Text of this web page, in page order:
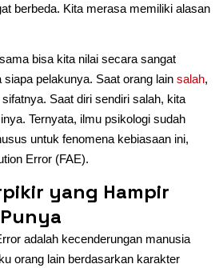
berbeda. Kita merasa memiliki alasan
bisa kita nilai secara sangat
siapa pelakunya. Saat orang lain salah,
Saat diri sendiri salah, kita
Ternyata, ilmu psikologi sudah
untuk fenomena kebiasaan ini,
Error (FAE).
yang Hampir
adalah kecenderungan manusia
orang lain berdasarkan karakter